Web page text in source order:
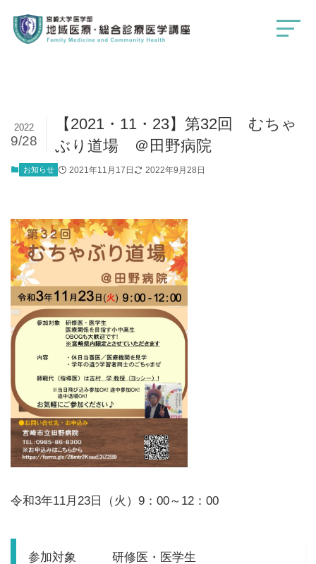
【2021・11・23】第32回 むちゃ
ぶり道場 ＠田野病院
2022
9/28
お知らせ 2021年11月17日 2022年9月28日
令和3年11月23日（火）9：00～12：00
参加対象 研修医・医学生